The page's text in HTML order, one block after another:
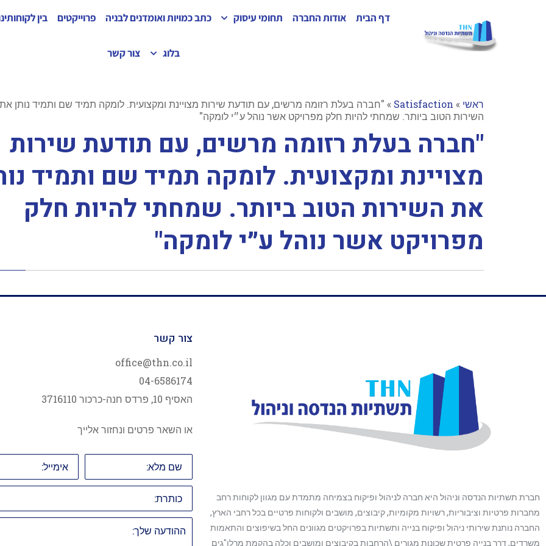
דף הבית אודות החברה תחומי עיסוק כתב כמויות ואומדנים לבניה פרוייקטים בין
בלוג צור קשר
ראשי »
Satisfaction
» "חברה בעלת רזומה מרשים, עם תודעת שירות מצויינת ומקצועית. לומקה תמיד שם ותמיד נותן את
השירות הטוב ביותר. שמחתי להיות חלק מפרויקט אשר נוהל ע״י לומקה"
"חברה בעלת רזומה מרשים, עם תודעת שירות
מצויינת ומקצועית. לומקה תמיד שם ותמיד
את השירות הטוב ביותר. שמחתי להיות חלק
מפרויקט אשר נוהל ע״י לומקה"
חברת תשתיות הנדסה וניהול היא חברה לניהול ופיקוח בצמיחה מתמדת עם מגוון לקוחות רחב
מחברות פרטיות וציבוריות, רשויות מקומיות, קיבוצים, מושבים ולקוחות פרטיים בכל רחבי הארץ,
החברה נותנת שירותי ניהול ופיקוח בנייה ותשתיות בפרויקטים מגוונים החל בשיפוצים והתאמות
משרדים, דרך בנייה פרטית שכונות מגורים \הרחבות בקיבוצים ומושבים וכלה בהקמת מרלו"גים
צור קשר
office@thn.co.il
04-6586174
האסיף 10, פרדס חנה-כרכור 3716110
או השאר פרטים ונחזור אלייך
שם
מלא:
אימייל:
כותרת:
ההודעה
שלך: